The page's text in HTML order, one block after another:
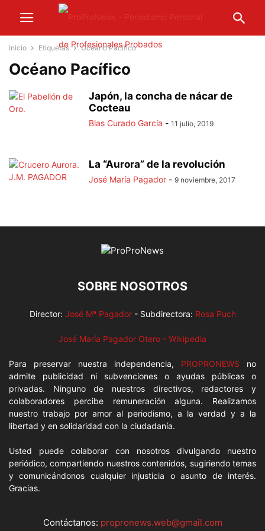
Inicio Etiquetas Océano Pacífico
Océano Pacífico
Japón, la concha de nácar de
Cocteau
Blas Curado García - 11 julio, 2019
La “Aurora” de la revolución
José María Pagador - 9 noviembre, 2017
SOBRE NOSOTROS
Director: José Mª Pagador- Subdirectora: Rosa Puch
José María Pagador Otero - Wikipedia
Para preservar nuestra independencia, PROPRONEWS no
admite publicidad ni subvenciones o ayudas públicas o
privadas. Ninguno de nuestros directivos, redactores y
colaboradores percibe remuneración alguna. Realizamos
nuestro trabajo por amor al periodismo, a la verdad y a la
libertad y en solidaridad con la ciudadanía.
Usted puede colaborar con nosotros divulgando nuestro
periódico, compartiendo nuestros contenidos, sugiriendo temas
y comunicándonos cualquier injusticia o asunto de interés.
Gracias.
Contáctanos: propronews.web@gmail.com